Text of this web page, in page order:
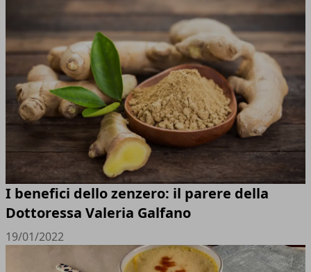
I benefici dello zenzero: il parere della
Dottoressa Valeria Galfano
19/01/2022